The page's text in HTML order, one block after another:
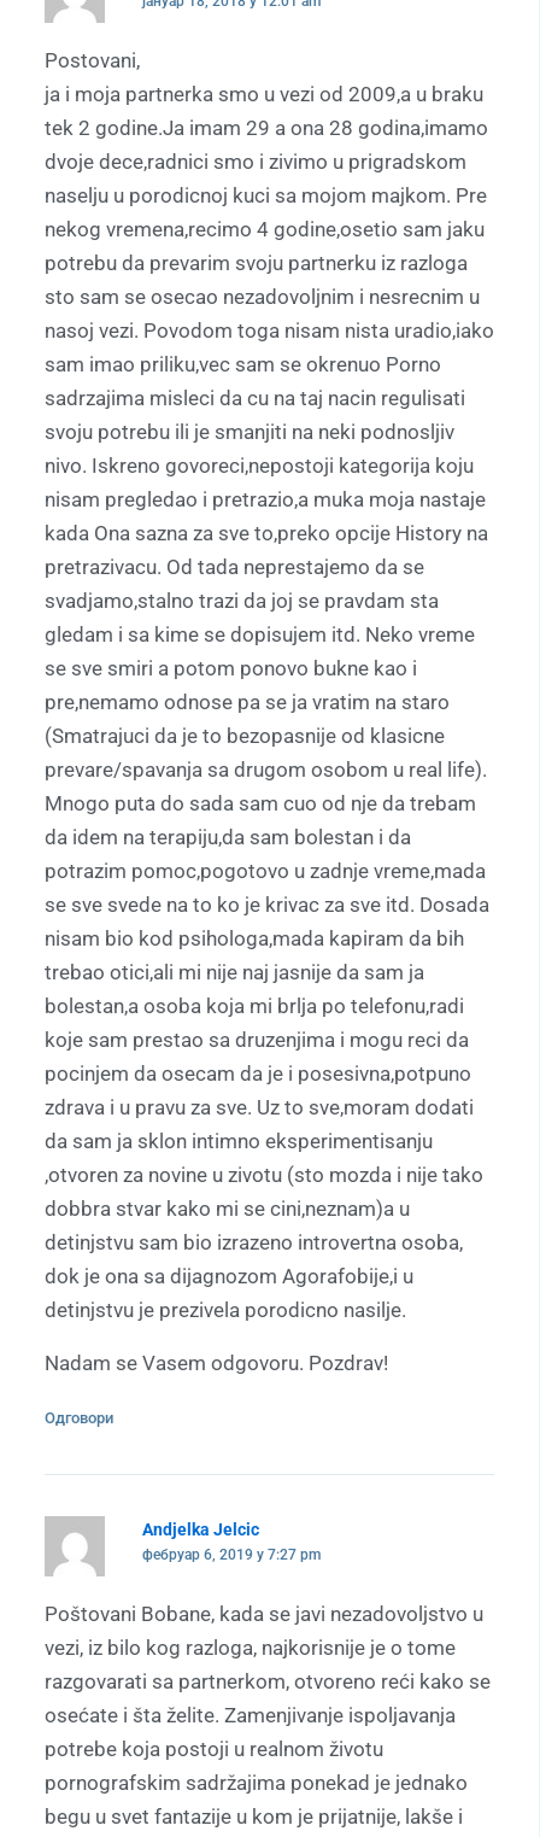
Postovani,
ja i moja partnerka smo u vezi od 2009,a u braku
tek 2 godine.Ja imam 29 a ona 28 godina,imamo
dvoje dece,radnici smo i zivimo u prigradskom
naselju u porodicnoj kuci sa mojom majkom. Pre
nekog vremena,recimo 4 godine,osetio sam jaku
potrebu da prevarim svoju partnerku iz razloga
sto sam se osecao nezadovoljnim i nesrecnim u
nasoj vezi. Povodom toga nisam nista uradio,iako
sam imao priliku,vec sam se okrenuo Porno
sadrzajima misleci da cu na taj nacin regulisati
svoju potrebu ili je smanjiti na neki podnosljiv
nivo. Iskreno govoreci,nepostoji kategorija koju
nisam pregledao i pretrazio,a muka moja nastaje
kada Ona sazna za sve to,preko opcije History na
pretrazivacu. Od tada neprestajemo da se
svadjamo,stalno trazi da joj se pravdam sta
gledam i sa kime se dopisujem itd. Neko vreme
se sve smiri a potom ponovo bukne kao i
pre,nemamo odnose pa se ja vratim na staro
(Smatrajuci da je to bezopasnije od klasicne
prevare/spavanja sa drugom osobom u real life).
Mnogo puta do sada sam cuo od nje da trebam
da idem na terapiju,da sam bolestan i da
potrazim pomoc,pogotovo u zadnje vreme,mada
se sve svede na to ko je krivac za sve itd. Dosada
nisam bio kod psihologa,mada kapiram da bih
trebao otici,ali mi nije naj jasnije da sam ja
bolestan,a osoba koja mi brlja po telefonu,radi
koje sam prestao sa druzenjima i mogu reci da
pocinjem da osecam da je i posesivna,potpuno
zdrava i u pravu za sve. Uz to sve,moram dodati
da sam ja sklon intimno eksperimentisanju
,otvoren za novine u zivotu (sto mozda i nije tako
dobbra stvar kako mi se cini,neznam)a u
detinjstvu sam bio izrazeno introvertna osoba,
dok je ona sa dijagnozom Agorafobije,i u
detinjstvu je prezivela porodicno nasilje.
Nadam se Vasem odgovoru. Pozdrav!
Одговори
Andjelka Jelcic
фебруар 6, 2019 у 7:27 pm
Poštovani Bobane, kada se javi nezadovoljstvo u
vezi, iz bilo kog razloga, najkorisnije je o tome
razgovarati sa partnerkom, otvoreno reći kako se
osećate i šta želite. Zamenjivanje ispoljavanja
potrebe koja postoji u realnom životu
pornografskim sadržajima ponekad je jednako
begu u svet fantazije u kom je prijatnije, lakše i